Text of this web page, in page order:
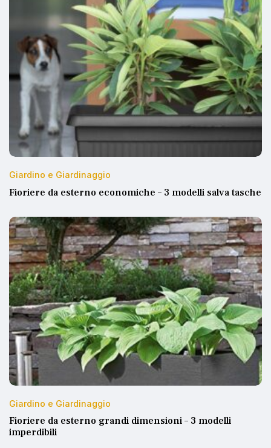
Giardino e Giardinaggio
Fioriere da esterno economiche – 3 modelli salva tasche
Giardino e Giardinaggio
Fioriere da esterno grandi dimensioni – 3 modelli
imperdibili